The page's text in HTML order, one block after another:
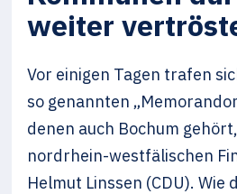
weiter
Vor einigen Tagen trafen
so genannten
denen auch Bochum
nordrhein-westfälischen
Helmut Linssen (CDU). Wie